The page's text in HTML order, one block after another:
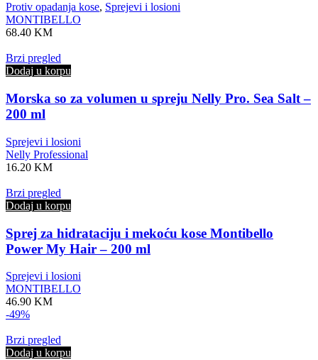
Protiv opadanja kose, Sprejevi i losioni
MONTIBELLO
68.40 KM
Brzi pregled
Dodaj u korpu
Morska so za volumen u spreju Nelly Pro. Sea Salt –
200 ml
Sprejevi i losioni
Nelly Professional
16.20 KM
Brzi pregled
Dodaj u korpu
Sprej za hidrataciju i mekoću kose Montibello
Power My Hair – 200 ml
Sprejevi i losioni
MONTIBELLO
46.90 KM
-49%
Brzi pregled
Dodaj u korpu